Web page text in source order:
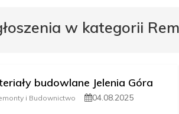
w kategorii
budowlane Jelenia Góra
i Budownictwo 04.08.2025